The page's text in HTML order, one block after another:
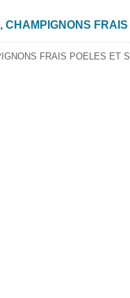
CHAMPIGNONS